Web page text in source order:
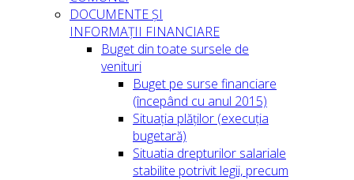
DOCUMENTE ȘI
INFORMAȚII FINANCIARE
Buget din toate sursele de
venituri
Buget pe surse financiare
(începând cu anul 2015)
Situația plăților (execuția
bugetară)
Situatia drepturilor salariale
stabilite potrivit legii, precum